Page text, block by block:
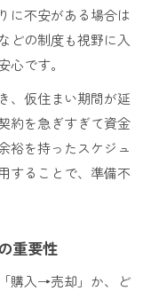
に不安がある場合は
どの制度も視野に入
です。
、仮住まい期間が延
約を急ぎすぎて資金
裕を持ったスケジュ
することで、準備不
重要性
購入→売却」か、ど